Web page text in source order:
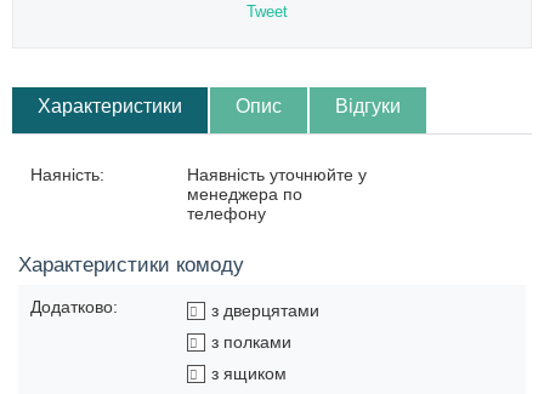
Tweet
Характеристики Опис Відгуки
Наяність:
Наявність уточнюйте у
менеджера по
телефону
Характеристики комоду
Додатково:
з дверцятами
з полками
з ящиком